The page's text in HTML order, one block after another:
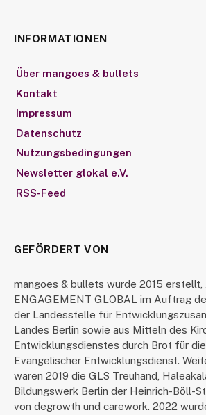
INFORMATIONEN
Über mangoes & bullets
Kontakt
Impressum
Datenschutz
Nutzungsbedingungen
Newsletter glokal e.V.
RSS-Feed
GEFÖRDERT VON
mangoes & bullets wurde 2015
ENGAGEMENT GLOBAL im Auftrag
der Landesstelle für
Landes Berlin sowie aus Mitteln des
Entwicklungsdienstes durch Brot für die
Evangelischer Entwicklungsdienst.
waren 2019 die GLS Treuhand,
Bildungswerk Berlin der Heinrich-Böll-
von degrowth und carework. 2022